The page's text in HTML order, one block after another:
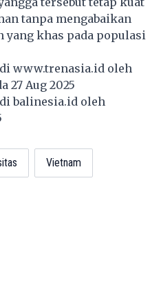
tanpa mengabaikan
khas pada populasi
www.trenasia.id oleh
27 Aug 2025
dibalinesia.id oleh
Vietnam